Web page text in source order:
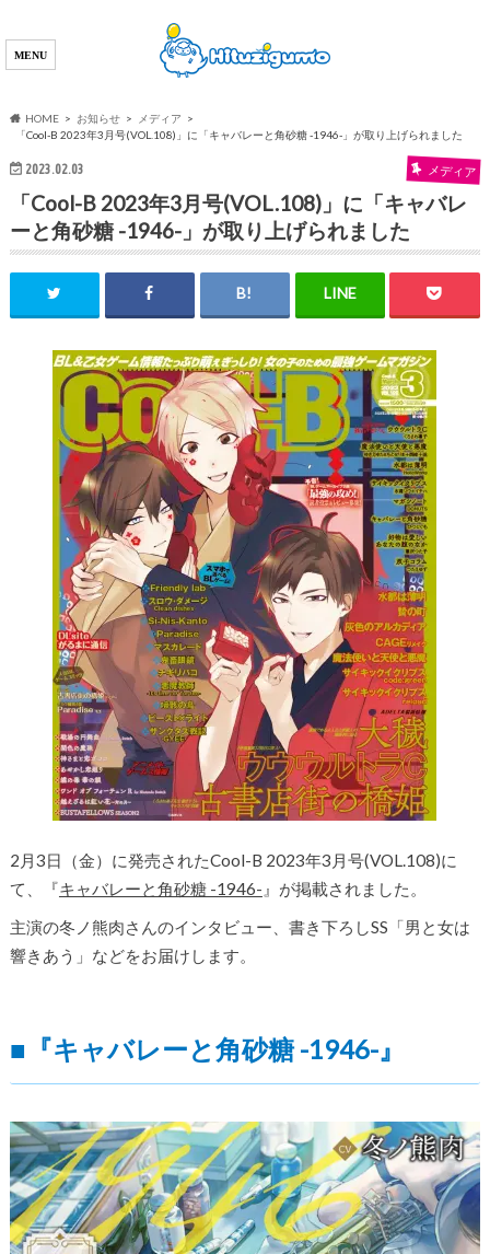
HOME お知らせ
メディア
「Cool-B 2023年3月号(VOL.108)」に「キャバレーと角砂糖 -1946-」が取り上げられました
2023.02.03 メディア
「Cool-B 2023年3月号(VOL.108)」に「キャバレ
ーと角砂糖 -1946-」が取り上げられました
2月3日（金）に発売されたCool-B 2023年3月号(VOL.108)に
て、『キャバレーと角砂糖 -1946- 』が掲載されました。
主演の冬ノ熊肉さんのインタビュー、書き下ろしSS「男と女は
響きあう」などをお届けします。
■『キャバレーと角砂糖 -1946-』